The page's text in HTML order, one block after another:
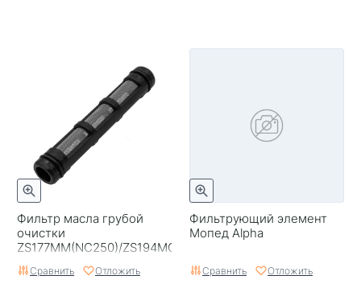
Фильтр масла грубой
очистки
ZS177MM(NC250)/ZS194MQ(NC450)
Сравнить Отложить
Фильтрующий элемент
Мопед Alpha
Сравнить Отложить